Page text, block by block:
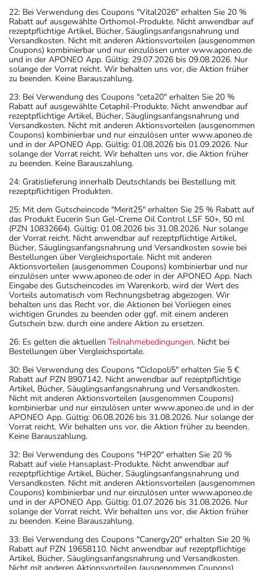
22: Bei Verwendung des Coupons "Vital2026" erhalten Sie 20 %
Rabatt auf ausgewählte Orthomol-Produkte. Nicht anwendbar auf
rezeptpflichtige Artikel, Bücher, Säuglingsanfangsnahrung und
Versandkosten. Nicht mit anderen Aktionsvorteilen (ausgenommen
Coupons) kombinierbar und nur einzulösen unter www.aponeo.de
und in der APONEO App. Gültig: 29.07.2026 bis 09.08.2026. Nur
solange der Vorrat reicht. Wir behalten uns vor, die Aktion früher
zu beenden. Keine Barauszahlung.
23: Bei Verwendung des Coupons "ceta20" erhalten Sie 20 %
Rabatt auf ausgewählte Cetaphil-Produkte. Nicht anwendbar auf
rezeptpflichtige Artikel, Bücher, Säuglingsanfangsnahrung und
Versandkosten. Nicht mit anderen Aktionsvorteilen (ausgenommen
Coupons) kombinierbar und nur einzulösen unter www.aponeo.de
und in der APONEO App. Gültig: 01.08.2026 bis 01.09.2026. Nur
solange der Vorrat reicht. Wir behalten uns vor, die Aktion früher
zu beenden. Keine Barauszahlung.
24: Gratislieferung innerhalb Deutschlands bei Bestellung mit
rezeptpflichtigen Produkten.
25: Mit dem Gutscheincode "Merit25" erhalten Sie 25 % Rabatt auf
das Produkt Eucerin Sun Gel-Creme Oil Control LSF 50+, 50 ml
(PZN 10832664). Gültig: 01.08.2026 bis 31.08.2026. Nur solange
der Vorrat reicht. Nicht anwendbar auf rezeptpflichtige Artikel,
Bücher, Säuglingsanfangsnahrung und Versandkosten sowie bei
Bestellungen über Vergleichsportale. Nicht mit anderen
Aktionsvorteilen (ausgenommen Coupons) kombinierbar und nur
einzulösen unter www.aponeo.de oder in der APONEO App. Nach
Eingabe des Gutscheincodes im Warenkorb, wird der Wert des
Vorteils automatisch vom Rechnungsbetrag abgezogen. Wir
behalten uns das Recht vor, die Aktionen bei Vorliegen eines
wichtigen Grundes zu beenden oder ggf. mit einem anderen
Gutschein bzw. durch eine andere Aktion zu ersetzen.
26: Es gelten die aktuellen Teilnahmebedingungen. Nicht bei
Bestellungen über Vergleichsportale.
30: Bei Verwendung des Coupons "Ciclopoli5" erhalten Sie 5 €
Rabatt auf PZN 8907142. Nicht anwendbar auf rezeptpflichtige
Artikel, Bücher, Säuglingsanfangsnahrung und Versandkosten.
Nicht mit anderen Aktionsvorteilen (ausgenommen Coupons)
kombinierbar und nur einzulösen unter www.aponeo.de und in der
APONEO App. Gültig: 06.08.2026 bis 31.08.2026. Nur solange der
Vorrat reicht. Wir behalten uns vor, die Aktion früher zu beenden.
Keine Barauszahlung.
32: Bei Verwendung des Coupons "HP20" erhalten Sie 20 %
Rabatt auf viele Hansaplast-Produkte. Nicht anwendbar auf
rezeptpflichtige Artikel, Bücher, Säuglingsanfangsnahrung und
Versandkosten. Nicht mit anderen Aktionsvorteilen (ausgenommen
Coupons) kombinierbar und nur einzulösen unter www.aponeo.de
und in der APONEO App. Gültig: 01.07.2026 bis 31.08.2026. Nur
solange der Vorrat reicht. Wir behalten uns vor, die Aktion früher
zu beenden. Keine Barauszahlung.
33: Bei Verwendung des Coupons "Canergy20" erhalten Sie 20 %
Rabatt auf PZN 19658110. Nicht anwendbar auf rezeptpflichtige
Artikel, Bücher, Säuglingsanfangsnahrung und Versandkosten.